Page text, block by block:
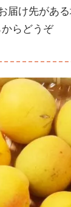
届け先があ
らどうぞ